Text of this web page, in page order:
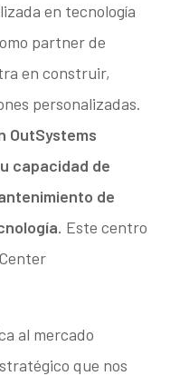
en tecnología
partner de
en construir,
personalizadas.
OutSystems
capacidad de
de
. Este centro
al mercado
que nos